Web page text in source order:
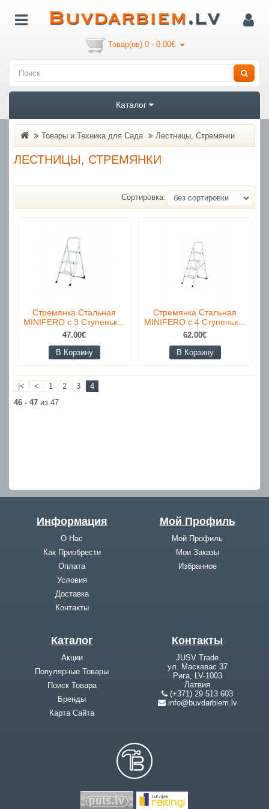
Товар(ов) 0 - 0.00€
Каталог
Товары и Техника для Cада Лестницы, Стремянки
ЛЕСТНИЦЫ, СТРЕМЯНКИ
Сортировка:
Стремянка Стальная
MINIFERO с 3 Ступеньк…
47.00€
В Корзину
Стремянка Стальная
MINIFERO с 4 Ступеньк…
62.00€
В Корзину
|< < 1 2 3
4
46 - 47 из 47
Информация
О Нас
Как Приобрести
Оплата
Условия
Доставка
Контакты
Мой Профиль
Мой Профиль
Мои Заказы
Избранное
Каталог
Акции
Популярные Товары
Поиск Товара
Бренды
Карта Cайта
Контакты
JUSV Trade
ул. Маскавас 37
Рига, LV-1003
Латвия
(+371) 29 513 603
info@buvdarbiem.lv